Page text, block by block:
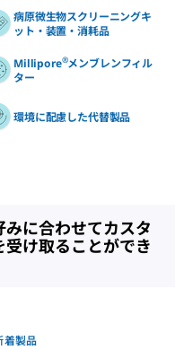
病原微生物スクリーニングキ
ット・装置・消耗品
Millipore®メンブレンフィル
ター
環境に配慮した代替製品
に合わせてカスタ
け取ることができ
着製品